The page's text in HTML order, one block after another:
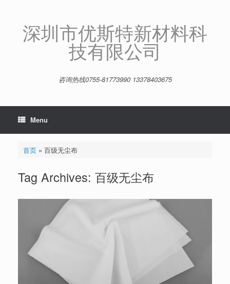
深圳市优斯特新材料科
技有限公司
咨询热线0755-81773990 13378403675
Menu
首页» 百级无尘布
Tag Archives: 百级无尘布